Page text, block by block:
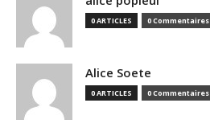
0 ARTICLES 0 Commentaires
Alice Soete
0 ARTICLES 0 Commentaires